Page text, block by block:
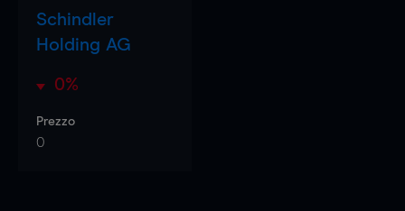
Schindler
Holding AG
0%
Prezzo
0